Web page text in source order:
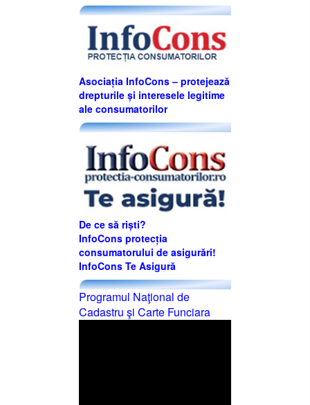
Asociația InfoCons – protejează
drepturile și interesele legitime
ale consumatorilor
De ce să riști?
InfoCons protecția
consumatorului de asigurări!
InfoCons Te Asigură
Programul Naţional de
Cadastru şi Carte Funciara